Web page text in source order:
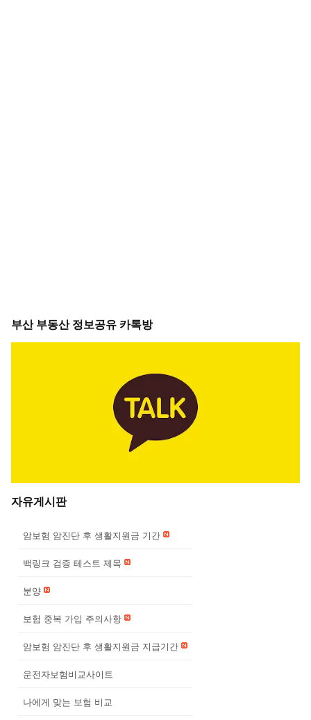
부산 부동산 정보공유 카톡방
자유게시판
암보험 암진단 후 생활지원금 기간
백링크 검증 테스트 제목
분양
보험 중복 가입 주의사항
암보험 암진단 후 생활지원금 지급기간
운전자보험비교사이트
나에게 맞는 보험 비교